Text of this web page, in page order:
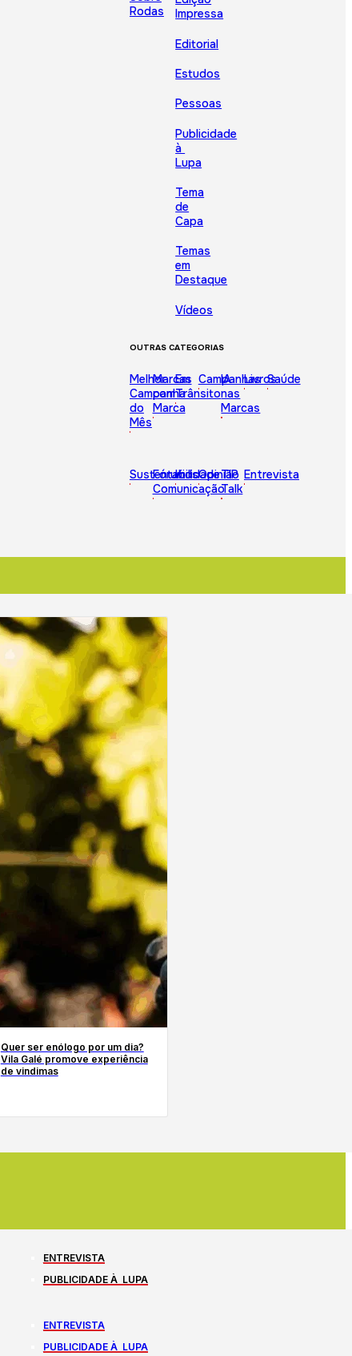
Rodas
Impressa
Editorial
Estudos
Pessoas
Publicidade
à
Lupa
Tema
de
Capa
Temas
em
Destaque
Vídeos
OUTRAS CATEGORIAS
Melhor
Campanha
do
Mês
Marcas
com
Marca
Em
Trânsito
Campanhas
IA
nas
Marcas
LivrosSaúde
Sustentabilidade
Fórum
Comunicação
KidsOpinião
TIP
Talk
Entrevista
Quer ser enólogo por um dia?
Vila Galé promove experiência
de vindimas
ENTREVISTA
PUBLICIDADE À LUPA
ENTREVISTA
PUBLICIDADE À LUPA